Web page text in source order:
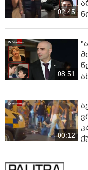
02:45
08:51
00:12